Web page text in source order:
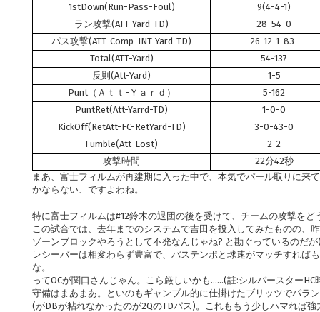
1stDown(Run-Pass-Foul)
9(4-4-1)
ラン攻撃(ATT-Yard-TD)
28-54-0
パス攻撃(ATT-Comp-INT-Yard-TD)
26-12-1-83-
Total(ATT-Yard)
54-137
反則(Att-Yard)
1-5
Punt（Ａｔｔ-Ｙａｒｄ）
5-162
PuntRet(Att-Yarrd-TD)
1-0-0
KickOff(RetAtt-FC-RetYard-TD)
3-0-43-0
Fumble(Att-Lost)
2-2
攻撃時間
22分42秒
まあ、富士フィルムが再建期に入った中で、本気でパール取りに来
かならない、ですよわね。
特に富士フィルムは#12鈴木の退団の後を受けて、チームの攻撃を
この試合では、去年までのシステムで吉田を投入してみたものの、
ゾーンブロックやろうとして不発なんじゃね? と勘ぐっているのだ
レシーバーは相変わらず豊富で、パステンポと球速がマッチすれば
な。
ってOCが関口さんじゃん。こら厳しいかも……(註:シルバースター
守備はまあまあ。といのもギャンブル的に仕掛けたブリッツでパラ
(がDBが粘れなかったのが2QのTDパス)。これももう少しハマれば